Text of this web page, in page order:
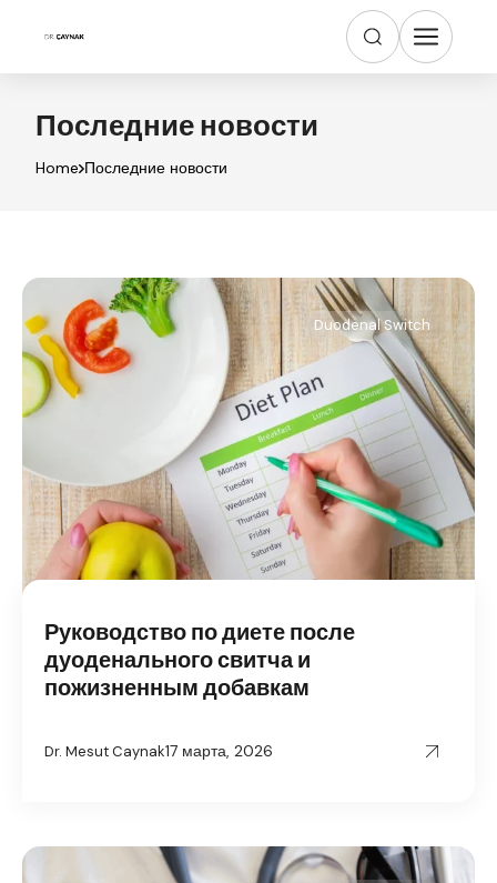
Последние новости
Home Последние новости
Duodenal Switch
Руководство по диете после
дуоденального свитча и
пожизненным добавкам
Dr. Mesut Caynak17 марта, 2026